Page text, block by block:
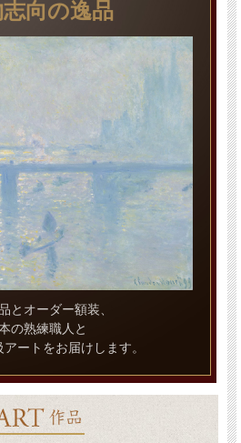
向の逸品
とオーダー額装、
の熟練職人と
ートをお届けします。